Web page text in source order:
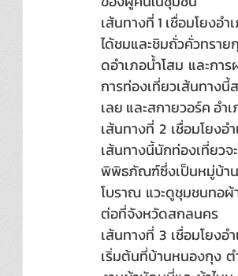
เส้นทางที่ 1 เชื่อมโยงอ
ได้ชมและชิมถั่วคั่วทรา
ดอำเภอน้ำโสม และก
การท่องเที่ยวเส้นทาง
เลย และสกายวอร์ค อ
เส้นทางที่ 2 เชื่อมโยง
เส้นทางนี้นักท่องเที่ย
พิพิธภัณฑ์ซึ่งเป็นหมู่บ้า
โบราณ แวะดูชุมชนทอผ้
ต่อที่จังหวัดสกลนคร
เส้นทางที่ 3 เชื่อมโยง
เริ่มต้นที่บ้านหนองกุง